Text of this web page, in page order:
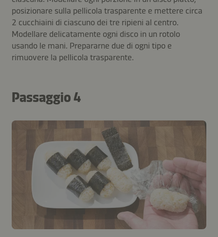
posizionare sulla pellicola trasparente e mettere circa
2 cucchiaini di ciascuno dei tre ripieni al centro.
Modellare delicatamente ogni disco in un rotolo
usando le mani. Prepararne due di ogni tipo e
rimuovere la pellicola trasparente.
Passaggio 4